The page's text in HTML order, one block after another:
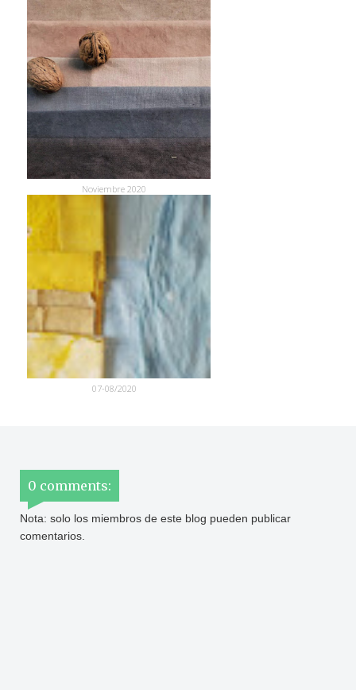
Noviembre 2020
07-08/2020
0 comments:
Nota: solo los miembros de este blog pueden publicar
comentarios.